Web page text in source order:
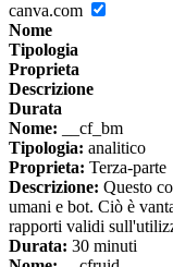
canva.com
Nome
Tipologia
Proprieta
Descrizione
Durata
Nome: __cf_bm
Tipologia: analitico
Proprieta: Terza-parte
Descrizione: Questo
umani e bot. Ciò è
rapporti validi
Durata: 30 minuti